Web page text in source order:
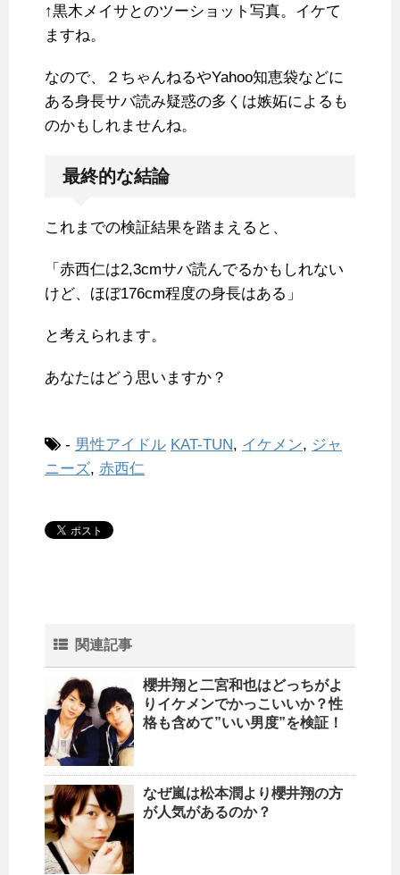
↑黒木メイサとのツーショット写真。イケて
ますね。
なので、２ちゃんねるやYahoo知恵袋などに
ある身長サバ読み疑惑の多くは嫉妬によるも
のかもしれませんね。
最終的な結論
これまでの検証結果を踏まえると、
「赤西仁は2,3cmサバ読んでるかもしれない
けど、ほぼ176cm程度の身長はある」
と考えられます。
あなたはどう思いますか？
- 男性アイドル KAT-TUN, イケメン, ジャ
ニーズ, 赤西仁
関連記事
櫻井翔と二宮和也はどっちがよ
りイケメンでかっこいいか？性
格も含めて”いい男度”を検証！
なぜ嵐は松本潤より櫻井翔の方
が人気があるのか？